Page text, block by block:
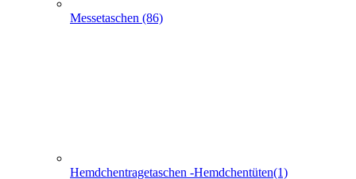
Messetaschen (86)
Hemdchentragetaschen -Hemdchentüten(1)